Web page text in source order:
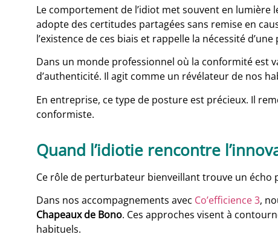
Le comportement de l’idiot met souvent en lumière
adopte des certitudes partagées sans remise en
l’existence de ces biais et rappelle la nécessité
Dans un monde professionnel où la conformité est
d’authenticité. Il agit comme un révélateur de nos
En entreprise, ce type de posture est précieux. Il
conformiste.
Quand l’idiotie rencontre
Ce rôle de perturbateur bienveillant trouve un écho
Dans nos accompagnements avec Co’efficience 3,
Chapeaux de Bono. Ces approches visent à
habituels.